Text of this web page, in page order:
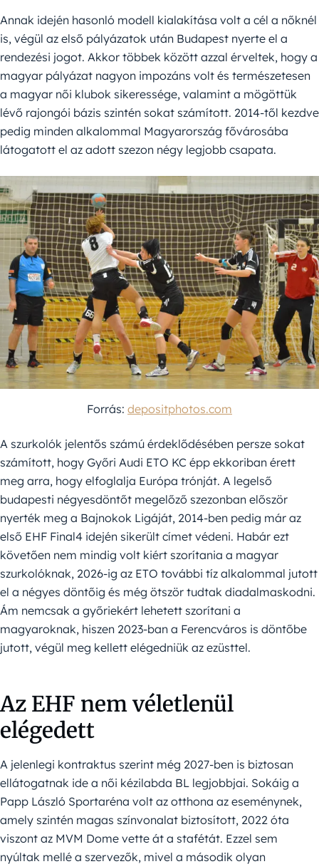
Annak idején hasonló modell kialakítása volt a cél a nőknél
is, végül az első pályázatok után Budapest nyerte el a
rendezési jogot. Akkor többek között azzal érveltek, hogy a
magyar pályázat nagyon impozáns volt és természetesen
a magyar női klubok sikeressége, valamint a mögöttük
lévő rajongói bázis szintén sokat számított. 2014-től kezdve
pedig minden alkalommal Magyarország fővárosába
látogatott el az adott szezon négy legjobb csapata.
Forrás: depositphotos.com
A szurkolók jelentős számú érdeklődésében persze sokat
számított, hogy Győri Audi ETO KC épp ekkoriban érett
meg arra, hogy elfoglalja Európa trónját. A legelső
budapesti négyesdöntőt megelőző szezonban először
nyerték meg a Bajnokok Ligáját, 2014-ben pedig már az
első EHF Final4 idején sikerült címet védeni. Habár ezt
követően nem mindig volt kiért szorítania a magyar
szurkolóknak, 2026-ig az ETO további tíz alkalommal jutott
el a négyes döntőig és még ötször tudtak diadalmaskodni.
Ám nemcsak a győriekért lehetett szorítani a
magyaroknak, hiszen 2023-ban a Ferencváros is döntőbe
jutott, végül meg kellett elégedniük az ezüsttel.
Az EHF nem véletlenül
elégedett
A jelenlegi kontraktus szerint még 2027-ben is biztosan
ellátogatnak ide a női kézilabda BL legjobbjai. Sokáig a
Papp László Sportaréna volt az otthona az eseménynek,
amely szintén magas színvonalat biztosított, 2022 óta
viszont az MVM Dome vette át a stafétát. Ezzel sem
nyúltak mellé a szervezők, mivel a második olyan